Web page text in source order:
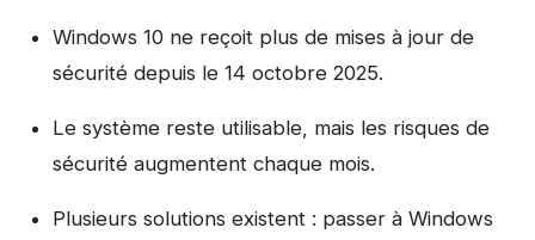
Windows 10 ne reçoit plus de mises à jour de
sécurité depuis le 14 octobre 2025.
Le système reste utilisable, mais les risques de
sécurité augmentent chaque mois.
Plusieurs solutions existent : passer à Windows